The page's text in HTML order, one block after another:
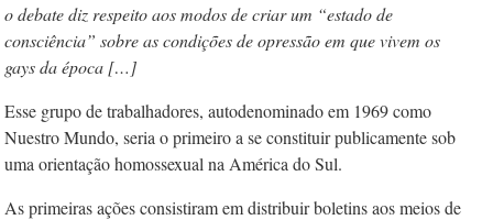
o debate diz respeito aos modos de criar um “estado de
consciência” sobre as condições de opressão em que vivem os
gays da época […]
Esse grupo de trabalhadores, autodenominado em 1969 como
Nuestro Mundo, seria o primeiro a se constituir publicamente sob
uma orientação homossexual na América do Sul.
As primeiras ações consistiram em distribuir boletins aos meios de